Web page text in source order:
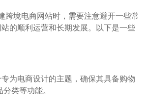
跨境电商网站时，需要注意避开一些常
站的顺利运营和长期发展。以下是一些
为电商设计的主题，确保其具备购物
类等功能。